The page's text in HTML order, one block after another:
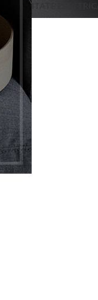
MOBILITATE ELECTRICA